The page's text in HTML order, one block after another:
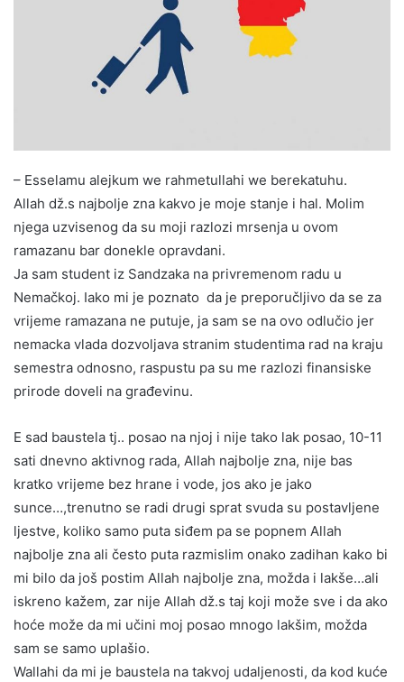
– Esselamu alejkum we rahmetullahi we berekatuhu.
Allah dž.s najbolje zna kakvo je moje stanje i hal. Molim
njega uzvisenog da su moji razlozi mrsenja u ovom
ramazanu bar donekle opravdani.
Ja sam student iz Sandzaka na privremenom radu u
Nemačkoj. Iako mi je poznato da je preporučljivo da se za
vrijeme ramazana ne putuje, ja sam se na ovo odlučio jer
nemacka vlada dozvoljava stranim studentima rad na kraju
semestra odnosno, raspustu pa su me razlozi finansiske
prirode doveli na građevinu.
E sad baustela tj.. posao na njoj i nije tako lak posao, 10-11
sati dnevno aktivnog rada, Allah najbolje zna, nije bas
kratko vrijeme bez hrane i vode, jos ako je jako
sunce…,trenutno se radi drugi sprat svuda su postavljene
ljestve, koliko samo puta siđem pa se popnem Allah
najbolje zna ali često puta razmislim onako zadihan kako bi
mi bilo da još postim Allah najbolje zna, možda i lakše…ali
iskreno kažem, zar nije Allah dž.s taj koji može sve i da ako
hoće može da mi učini moj posao mnogo lakšim, možda
sam se samo uplašio.
Wallahi da mi je baustela na takvoj udaljenosti, da kod kuće